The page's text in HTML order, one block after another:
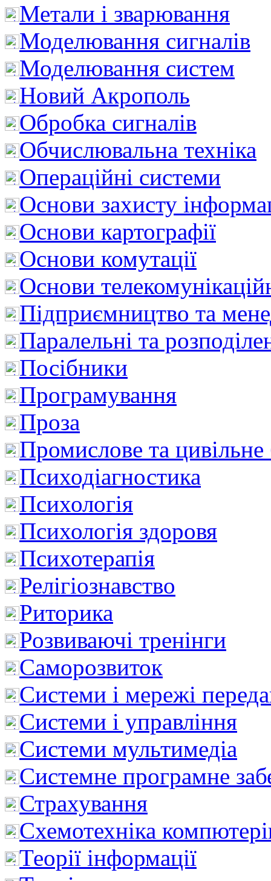
Метали і зварювання
Моделювання сигналів
Моделювання систем
Новий Акрополь
Обробка сигналів
Обчислювальна техніка
Операційні системи
Основи захисту
Основи картографії
Основи комутації
Основи
Підприємництво та
Паралельні та
Посібники
Програмування
Проза
Промислове та цивільне
Психодіагностика
Психологія
Психологія здоровя
Психотерапія
Релігіознавство
Риторика
Розвиваючі тренінги
Саморозвиток
Системи і мережі
Системи і управління
Системи мультимедіа
Системне програмне
Страхування
Схемотехніка
Теорії інформації